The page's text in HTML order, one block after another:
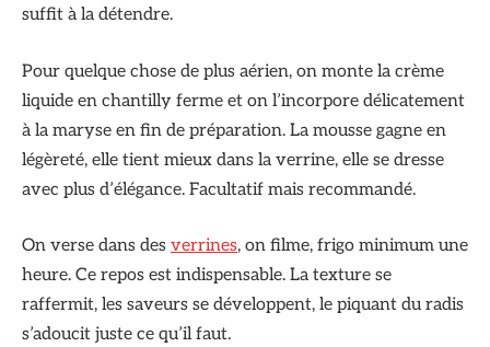
suffit à la détendre.
Pour quelque chose de plus aérien, on monte la crème
liquide en chantilly ferme et on l’incorpore délicatement
à la maryse en fin de préparation. La mousse gagne en
légèreté, elle tient mieux dans la verrine, elle se dresse
avec plus d’élégance. Facultatif mais recommandé.
On verse dans des verrines, on filme, frigo minimum une
heure. Ce repos est indispensable. La texture se
raffermit, les saveurs se développent, le piquant du radis
s’adoucit juste ce qu’il faut.